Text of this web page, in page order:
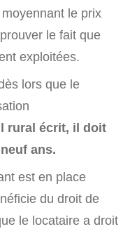
le prix
le fait que
exploitées.
lors que le
rural écrit, il doit
ans.
est en place
du droit de
le locataire a droit